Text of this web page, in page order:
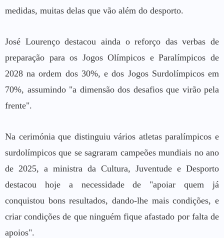
medidas, muitas delas que vão além do desporto.
José Lourenço destacou ainda o reforço das verbas de
preparação para os Jogos Olímpicos e Paralímpicos de
2028 na ordem dos 30%, e dos Jogos Surdolímpicos em
70%, assumindo "a dimensão dos desafios que virão pela
frente".
Na cerimónia que distinguiu vários atletas paralímpicos e
surdolímpicos que se sagraram campeões mundiais no ano
de 2025, a ministra da Cultura, Juventude e Desporto
destacou hoje a necessidade de "apoiar quem já
conquistou bons resultados, dando-lhe mais condições, e
criar condições de que ninguém fique afastado por falta de
apoios".